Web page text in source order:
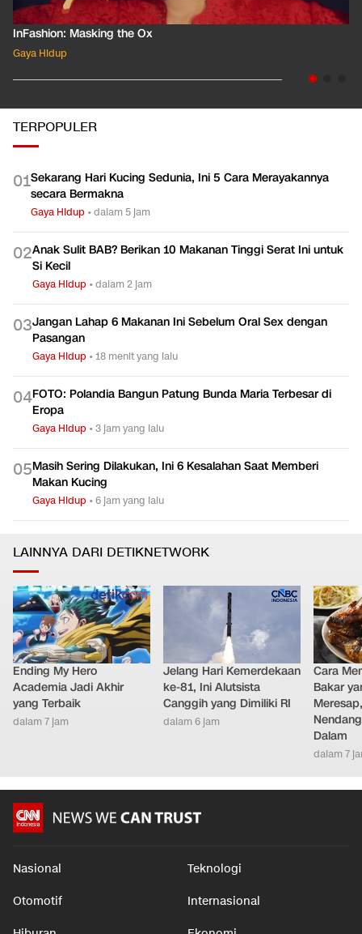
InFashion: Masking the Ox
Gaya Hidup
TERPOPULER
01Sekarang Hari Kucing Sedunia, Ini 5 Cara Merayakannya
secara Bermakna
Gaya Hidup •dalam 5 jam
02Anak Sulit BAB? Berikan 10 Makanan Tinggi Serat Ini untuk
Si Kecil
Gaya Hidup •dalam 2 jam
03Jangan Lahap 6 Makanan Ini Sebelum Oral Sex dengan
Pasangan
Gaya Hidup •18 menit yang lalu
04FOTO: Polandia Bangun Patung Bunda Maria Terbesar di
Eropa
Gaya Hidup •3 jam yang lalu
05Masih Sering Dilakukan, Ini 6 Kesalahan Saat Memberi
Makan Kucing
Gaya Hidup •6 jam yang lalu
LAINNYA DARI DETIKNETWORK
Ending My Hero
Academia Jadi Akhir
yang Terbaik
dalam 7 jam
Jelang Hari Kemerdekaan
ke-81, Ini Alutsista
Canggih yang Dimiliki RI
dalam 6 jam
Cara
Bakar
Dalam
dalam 7
Nasional Teknologi
Otomotif Internasional